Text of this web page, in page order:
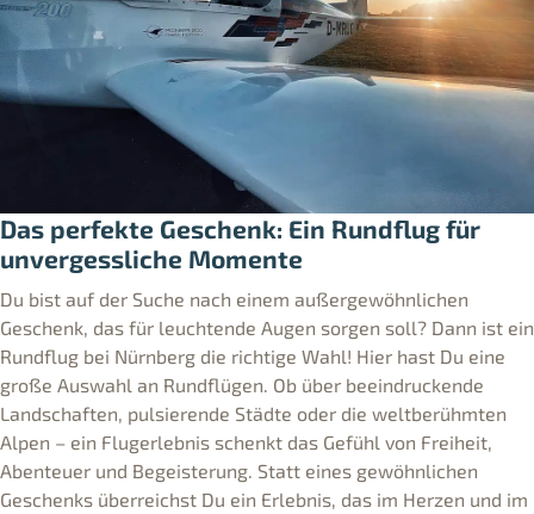
Das perfekte Geschenk: Ein Rundflug für
unvergessliche Momente
Du bist auf der Suche nach einem außergewöhnlichen
Geschenk, das für leuchtende Augen sorgen soll? Dann ist ein
Rundflug bei Nürnberg die richtige Wahl! Hier hast Du eine
große Auswahl an Rundflügen. Ob über beeindruckende
Landschaften, pulsierende Städte oder die weltberühmten
Alpen – ein Flugerlebnis schenkt das Gefühl von Freiheit,
Abenteuer und Begeisterung. Statt eines gewöhnlichen
Geschenks überreichst Du ein Erlebnis, das im Herzen und im